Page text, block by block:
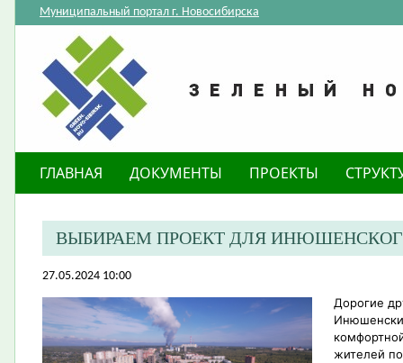
Муниципальный портал г. Новосибирска
ГЛАВНАЯ ДОКУМЕНТЫ ПРОЕКТЫ
ВЫБИРАЕМ ПРОЕКТ ДЛЯ
27.05.2024 10:00
Дорогие
жителей